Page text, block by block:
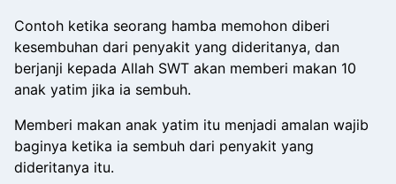
Contoh ketika seorang hamba memohon diberi
kesembuhan dari penyakit yang dideritanya, dan
berjanji kepada Allah SWT akan memberi makan 10
anak yatim jika ia sembuh.
Memberi makan anak yatim itu menjadi amalan wajib
baginya ketika ia sembuh dari penyakit yang
dideritanya itu.